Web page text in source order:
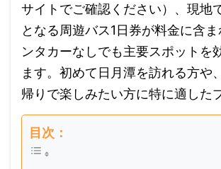
サイトでご確認ください）、現地
となる周遊バス1日券が料金に含
ンタカーなしでも主要スポットを
ます。初めて日月潭を訪れる方や
帰りで楽しみたい方に特に適した
目次：